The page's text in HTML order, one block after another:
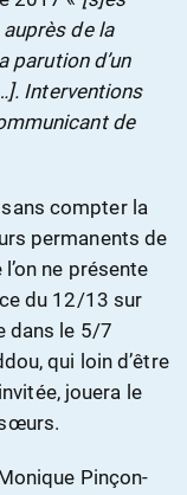
de la
parution d’un
Interventions
de
compter la
permanents de
ne présente
du 12/13 sur
dans le 5/7
qui loin d’être
jouera le
Pinçon-